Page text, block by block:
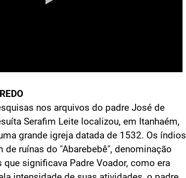
nos arquivos do padre José de
Serafim Leite localizou, em Itanhaém,
grande igreja datada de 1532. Os índios
de ruínas do "Abarebebê", denominação
que significava Padre Voador, como era